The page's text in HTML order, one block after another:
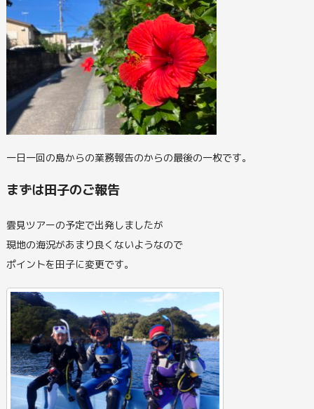
一日一回の島からの業務報告のからの最後の一枚です。
まずは田子のご報告
雲見ツアーの予定で出発しましたが
現地の海況があまり良くないようなので
ポイントを田子に変更です。